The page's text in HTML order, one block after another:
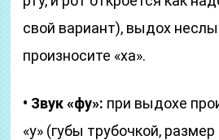
свой вариант), выдох
произносите «ха».
• Звук «фу»: при выдохе
«у» (губы трубочкой,